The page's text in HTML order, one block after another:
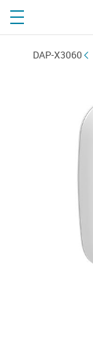
DAP-X3060